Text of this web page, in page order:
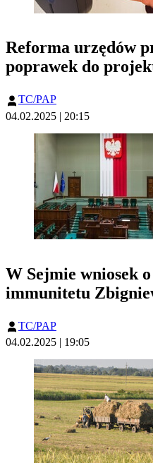
Reforma urzędów
poprawek do
TC/PAP
04.02.2025 | 20:15
W Sejmie wniosek
immunitetu
TC/PAP
04.02.2025 | 19:05